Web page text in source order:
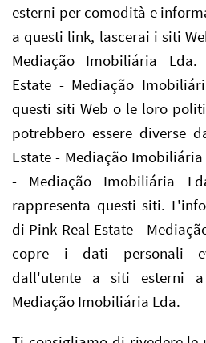
esterni per comodità e
a questi link, lascerai i siti
Mediação Imobiliária
Estate - Mediação
questi siti Web o le loro
potrebbero essere diverse
Estate - Mediação
- Mediação Imobiliária
rappresenta questi siti.
di Pink Real Estate -
copre i dati personali
dall'utente a siti esterni
Mediação Imobiliária Lda.